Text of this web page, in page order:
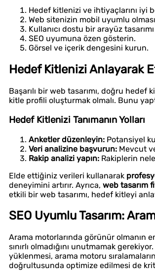
Hedef kitlenizi ve ihtiyaçlarını iyi
Web sitenizin mobil uyumlu
Kullanıcı dostu bir arayüz
SEO uyumuna özen gösterin.
Görsel ve içerik dengesini kurun.
Hedef Kitlenizi Anlayarak
Başarılı bir web tasarımı, doğru
kitle profili oluşturmak olmalı. Bunu
Hedef Kitlenizi Tanımanın Yolları
Anketler düzenleyin: Potansiyel
Veri analizine başvurun: Mevcut
Rakip analizi yapın: Rakiplerin
Elde ettiğiniz verileri kullanarak
deneyimini artırır. Ayrıca, web tasarım
etkili bir web tasarımı, hedef kitleyi
SEO Uyumlu Tasarım:
Arama motorlarında görünür olmanın
sınırlı olmadığını unutmamak
yüklenmesi, arama motoru
doğrultusunda optimize edilmesi de